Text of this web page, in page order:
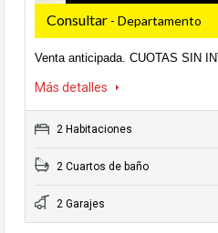
Consultar - Departamento
Venta anticipada. CUOTAS SIN
Más detalles
2 Habitaciones
2 Cuartos de baño
2 Garajes